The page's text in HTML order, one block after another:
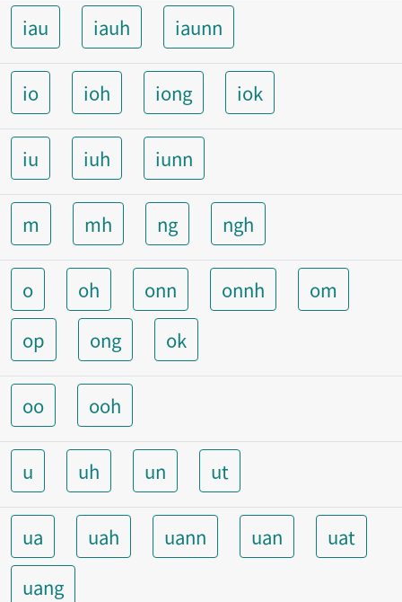
iau iauh iaunn
io ioh iong iok
iu iuh iunn
m mh ng ngh
o oh onn onnh
om
op
ong ok
oo ooh
u uh un ut
ua uah uann uan
uat
uang